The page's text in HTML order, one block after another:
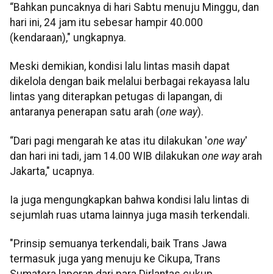
“Bahkan puncaknya di hari Sabtu menuju Minggu, dan
hari ini, 24 jam itu sebesar hampir 40.000
(kendaraan)," ungkapnya.
Meski demikian, kondisi lalu lintas masih dapat
dikelola dengan baik melalui berbagai rekayasa lalu
lintas yang diterapkan petugas di lapangan, di
antaranya penerapan satu arah (one way).
“Dari pagi mengarah ke atas itu dilakukan 'one way'
dan hari ini tadi, jam 14.00 WIB dilakukan one wayarah
Jakarta," ucapnya.
Ia juga mengungkapkan bahwa kondisi lalu lintas di
sejumlah ruas utama lainnya juga masih terkendali.
"Prinsip semuanya terkendali, baik Trans Jawa
termasuk juga yang menuju ke Cikupa, Trans